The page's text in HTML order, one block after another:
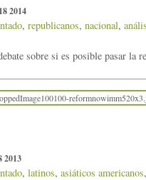
2014
, republicanos, nacional,
sobre si es posible pasar la
2013
, latinos, asiáticos americanos,